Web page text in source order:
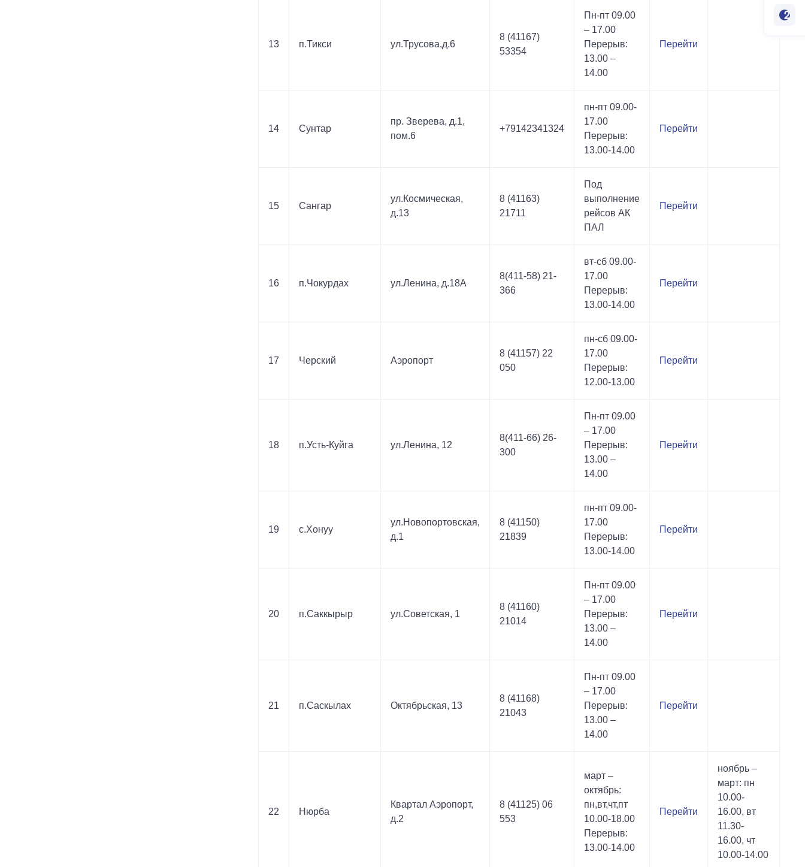
13 п.Тикси ул.Трусова,д.6
8 (41167)
53354
Пн-пт 09.00
– 17.00
Перерыв:
13.00 –
14.00
Перейти
14 Сунтар
пр. Зверева, д.1,
пом.6
+79142341324
пн-пт 09.00-
17.00
Перерыв:
13.00-14.00
Перейти
15 Сангар
ул.Космическая,
д.13
8 (41163)
21711
Под
выполнение
рейсов АК
ПАЛ
Перейти
16 п.Чокурдах ул.Ленина, д.18А
8(411-58) 21-
366
вт-сб 09.00-
17.00
Перерыв:
13.00-14.00
Перейти
17 Черский Аэропорт
8 (41157) 22
050
пн-сб 09.00-
17.00
Перерыв:
12.00-13.00
Перейти
18 п.Усть-Куйга ул.Ленина, 12
8(411-66) 26-
300
Пн-пт 09.00
– 17.00
Перерыв:
13.00 –
14.00
Перейти
19 с.Хонуу
ул.Новопортовская,
д.1
8 (41150)
21839
пн-пт 09.00-
17.00
Перерыв:
13.00-14.00
Перейти
20 п.Саккырыр ул.Советская, 1
8 (41160)
21014
Пн-пт 09.00
– 17.00
Перерыв:
13.00 –
14.00
Перейти
21 п.Саскылах Октябрьская, 13
8 (41168)
21043
Пн-пт 09.00
– 17.00
Перерыв:
13.00 –
14.00
Перейти
22 Нюрба
Квартал Аэропорт,
д.2
8 (41125) 06
553
март –
октябрь:
пн,вт,чт,пт
10.00-18.00
Перерыв:
13.00-14.00
Перейти
ноябрь –
март: пн
10.00-
16.00, вт
11.30-
16.00, чт
10.00-14.00